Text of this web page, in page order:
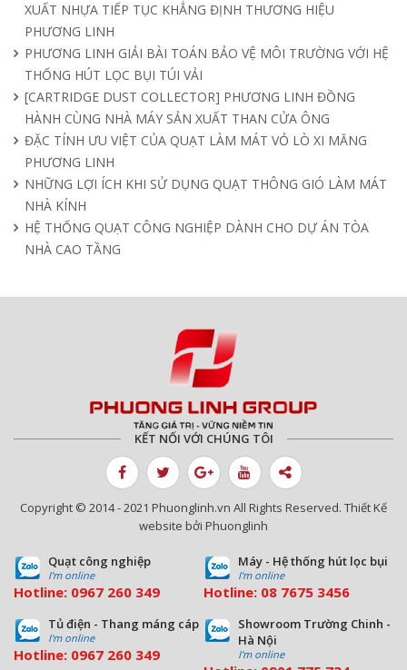
XUẤT NHỰA TIẾP TỤC KHẲNG ĐỊNH THƯƠNG HIỆU
PHƯƠNG LINH
PHƯƠNG LINH GIẢI BÀI TOÁN BẢO VỆ MÔI TRƯỜNG VỚI HỆ
THỐNG HÚT LỌC BỤI TÚI VẢI
[CARTRIDGE DUST COLLECTOR] PHƯƠNG LINH ĐỒNG
HÀNH CÙNG NHÀ MÁY SẢN XUẤT THAN CỬA ÔNG
ĐẶC TÍNH ƯU VIỆT CỦA QUẠT LÀM MÁT VỎ LÒ XI MĂNG
PHƯƠNG LINH
NHỮNG LỢI ÍCH KHI SỬ DỤNG QUẠT THÔNG GIÓ LÀM MÁT
NHÀ KÍNH
HỆ THỐNG QUẠT CÔNG NGHIỆP DÀNH CHO DỰ ÁN TÒA
NHÀ CAO TẦNG
KẾT NỐI VỚI CHÚNG TÔI
Copyright © 2014 - 2021 Phuonglinh.vn All Rights Reserved. Thiết Kế
website bởi Phuonglinh
Quạt công nghiệp
I'm online
Hotline: 0967 260 349
Máy - Hệ thống hút lọc bụi
I'm online
Hotline: 08 7675 3456
Tủ điện - Thang máng cáp
I'm online
Hotline: 0967 260 349
Showroom Trường Chinh -
Hà Nội
I'm online